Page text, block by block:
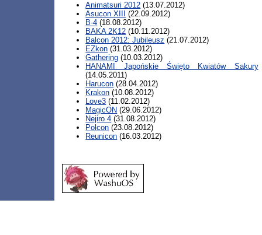
Animatsuri 2012 (13.07.2012)
Asucon XIII
(22.09.2012)
B-4 (18.08.2012)
BAKA 2K12 (10.11.2012)
Balcon 2012: Jubileusz (21.07.2012)
EZkon (31.03.2012)
Gathering (10.03.2012)
HANAMI Japońskie Święto Kwiatów Sakury
(14.05.2011)
Harucon (28.04.2012)
Krakon (10.08.2012)
Love3 (11.02.2012)
MagicON (29.06.2012)
Nejiro 4 (31.08.2012)
Polcon (23.08.2012)
Reunicon (16.03.2012)